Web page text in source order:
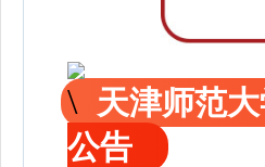
天津师范
公告